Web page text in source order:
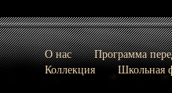
О нас Программа
Коллекция
Школьная